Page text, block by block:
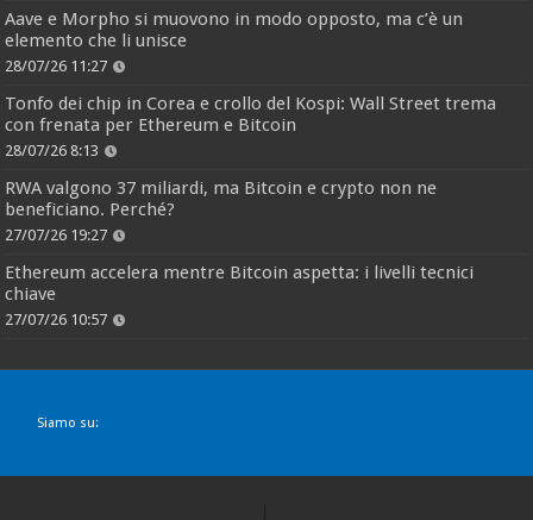
Aave e Morpho si muovono in modo opposto, ma c’è un
elemento che li unisce
28/07/26 11:27
Tonfo dei chip in Corea e crollo del Kospi: Wall Street trema
con frenata per Ethereum e Bitcoin
28/07/26 8:13
RWA valgono 37 miliardi, ma Bitcoin e crypto non ne
beneficiano. Perché?
27/07/26 19:27
Ethereum accelera mentre Bitcoin aspetta: i livelli tecnici
chiave
27/07/26 10:57
Siamo su: